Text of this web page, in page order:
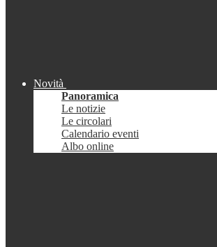
Novità
Panoramica
Le notizie
Le circolari
Calendario eventi
Albo online